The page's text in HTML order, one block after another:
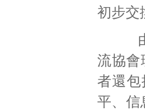
初步交
由
流協會
者還
平、信